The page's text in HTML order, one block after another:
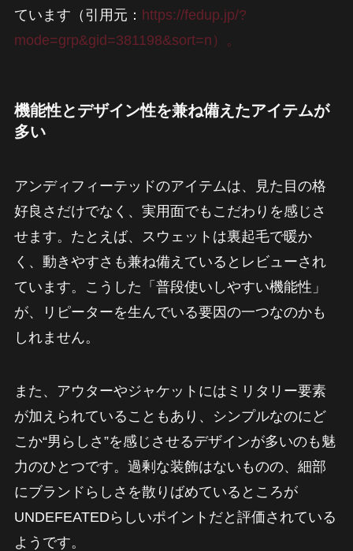
ています（引用元： https://fedup.jp/?
mode=grp&gid=381198&sort=n）。
機能性とデザイン性を兼ね備えたアイテムが
多い
アンディフィーテッドのアイテムは、見た目の格
好良さだけでなく、実用面でもこだわりを感じさ
せます。たとえば、スウェットは裏起毛で暖か
く、動きやすさも兼ね備えているとレビューされ
ています。こうした「普段使いしやすい機能性」
が、リピーターを生んでいる要因の一つなのかも
しれません。
また、アウターやジャケットにはミリタリー要素
が加えられていることもあり、シンプルなのにど
こか“男らしさ”を感じさせるデザインが多いのも魅
力のひとつです。過剰な装飾はないものの、細部
にブランドらしさを散りばめているところが
UNDEFEATEDらしいポイントだと評価されている
ようです。